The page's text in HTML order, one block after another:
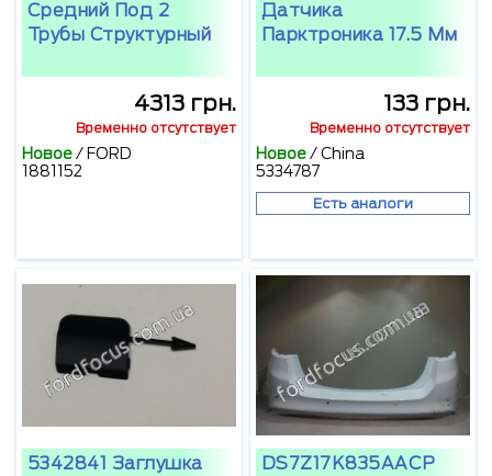
Средний Под 2
Трубы Структурный
4313 грн.
Временно отсутствует
Новое/ FORD
1881152
Датчика
Парктроника 17.5 Мм
133 грн.
Временно отсутствует
Новое/China
5334787
Есть аналоги
5342841 Заглушка
DS7Z17K835AACP